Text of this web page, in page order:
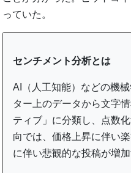
っていた。
センチメント分析とは
AI（人工知能）などの機
ター上のデータから文字
ティブ」に分類し、点数
向では、価格上昇に伴い
に伴い悲観的な投稿が増